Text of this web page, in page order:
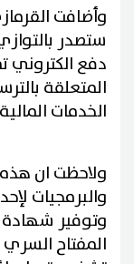
وأضافت
ستصدر
دفع الكتروني
المتعلقة
الخدمات
ولاحظت ان هذه
والبرمجيات
وتوفير شهادة
المفتاح